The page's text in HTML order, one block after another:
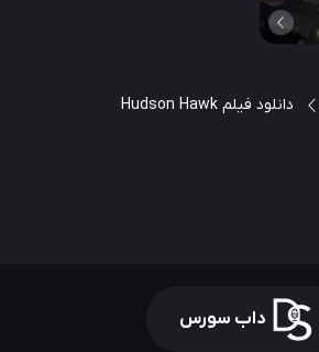
دانلود فیلم Hudson Hawk
داب سورس